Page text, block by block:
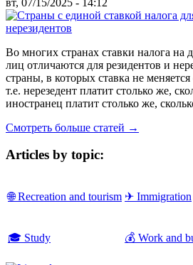
Во многих странах ставки налога на
лиц отличаются для резидентов и
страны, в которых ставка не меняется
т.е. нерезедент платит столько же,
иностранец платит столько же,
Смотреть больше статей →
Articles by topic:
🌐 Recreation and tourism ✈ Immigration
🎓 Study 💰 Work and